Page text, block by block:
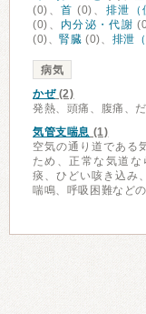
(0)、首 (0)、 排泄（
(0)、 内分泌・代謝
(0)、腎臓 (0)、 排泄（
病気
かぜ(2)
発熱、頭痛、腹痛、
気管支喘息 (1)
空気の通り道である
ため、正常な気道
痰、ひどい咳き込み
喘鳴、呼吸困難など